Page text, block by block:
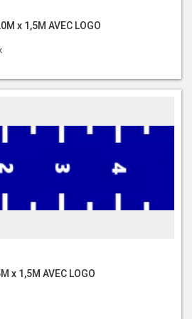
x 1,5M AVEC LOGO
x 1,5M AVEC LOGO